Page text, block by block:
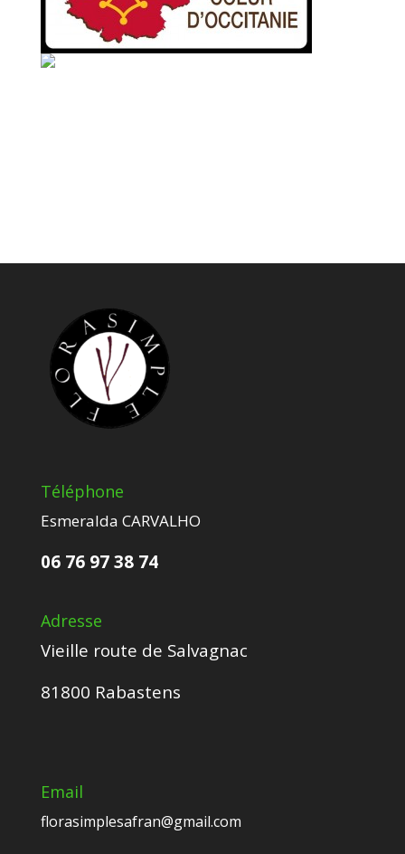
Téléphone
Esmeralda CARVALHO
06 76 97 38 74
Adresse
Vieille route de Salvagnac
81800 Rabastens
Email
florasimplesafran@gmail.com